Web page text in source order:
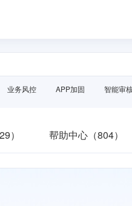
业务风控 APP加固 智能审
） 帮助中心（804）